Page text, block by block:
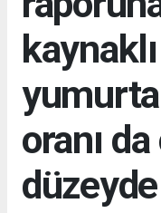
oranı
düzeyde